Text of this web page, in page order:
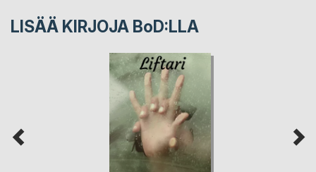
LISÄÄ KIRJOJA BoD:LLA